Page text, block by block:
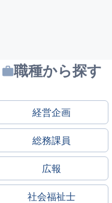
職種から探す
経営企画
総務課員
広報
社会福祉士